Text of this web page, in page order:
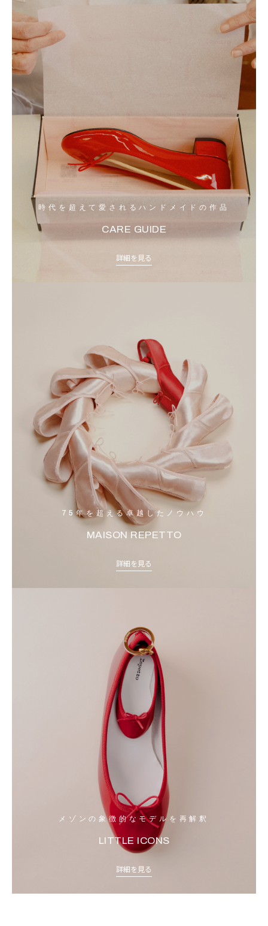
時代を超えて愛されるハンドメイドの作品
CARE GUIDE
詳細を見る
75年を超える卓越したノウハウ
MAISON REPETTO
詳細を見る
メゾンの象徴的なモデルを再解釈
LITTLE ICONS
詳細を見る